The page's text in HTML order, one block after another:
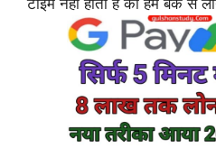
टाइम नहीं होता है की हम बैंक से